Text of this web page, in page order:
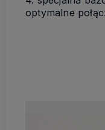
optymalne